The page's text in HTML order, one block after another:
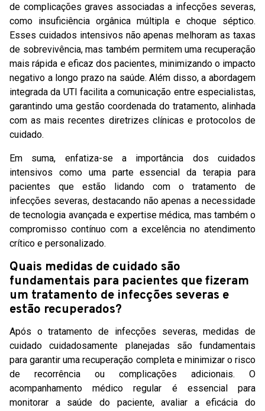
de complicações graves associadas a infecções severas,
como insuficiência orgânica múltipla e choque séptico.
Esses cuidados intensivos não apenas melhoram as taxas
de sobrevivência, mas também permitem uma recuperação
mais rápida e eficaz dos pacientes, minimizando o impacto
negativo a longo prazo na saúde. Além disso, a abordagem
integrada da UTI facilita a comunicação entre especialistas,
garantindo uma gestão coordenada do tratamento, alinhada
com as mais recentes diretrizes clínicas e protocolos de
cuidado.
Em suma, enfatiza-se a importância dos cuidados
intensivos como uma parte essencial da terapia para
pacientes que estão lidando com o tratamento de
infecções severas, destacando não apenas a necessidade
de tecnologia avançada e expertise médica, mas também o
compromisso contínuo com a excelência no atendimento
crítico e personalizado.
Quais medidas de cuidado são
fundamentais para pacientes que fizeram
um tratamento de infecções severas e
estão recuperados?
Após o tratamento de infecções severas, medidas de
cuidado cuidadosamente planejadas são fundamentais
para garantir uma recuperação completa e minimizar o risco
de recorrência ou complicações adicionais. O
acompanhamento médico regular é essencial para
monitorar a saúde do paciente, avaliar a eficácia do